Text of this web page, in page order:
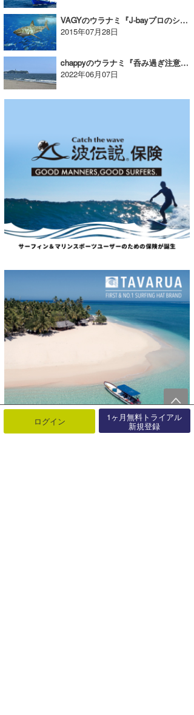
VAGYのウラナミ『J-bayプロのシャークアタック』
2015年07月28日
chappyのウラナミ『呑み過ぎ注意報を発令するレベルは』
2022年06月07日
ログイン 1ヶ月無料トライアル
新規登録